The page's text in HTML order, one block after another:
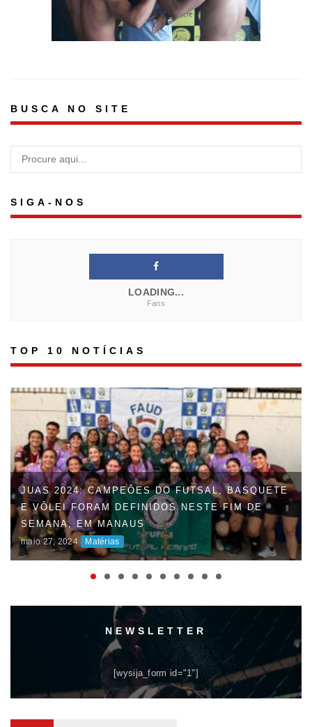
BUSCA NO SITE
SIGA-NOS
LOADING...
Fans
TOP 10 NOTÍCIAS
JUAS 2024: CAMPEÕES DO FUTSAL, BASQUETE
E VÔLEI FORAM DEFINIDOS NESTE FIM DE
SEMANA, EM MANAUS
maio 27, 2024 Matérias
NEWSLETTER
[wysija_form id="1"]